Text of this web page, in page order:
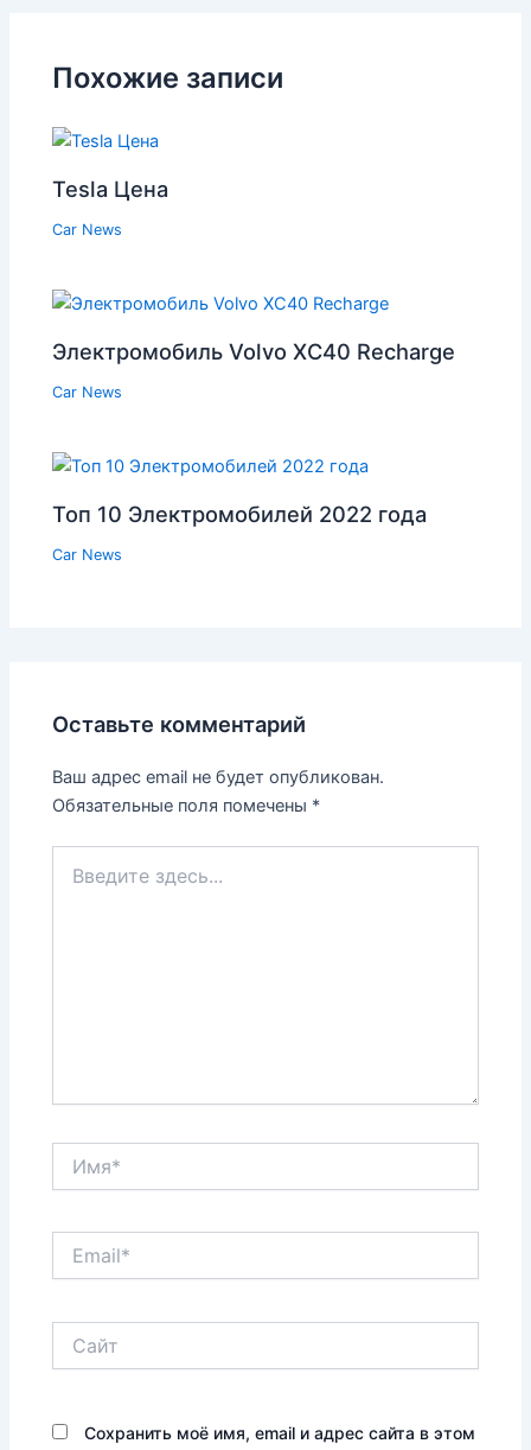
Похожие записи
Tesla Цена
Car News
Электромобиль Volvo XC40 Recharge
Car News
Топ 10 Электромобилей 2022 года
Car News
Оставьте комментарий
Ваш адрес email не будет опубликован.
Обязательные поля помечены *
здесь...
Сохранить моё имя, email и адрес сайта в этом